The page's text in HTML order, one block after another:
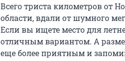
Всего триста километров от
области, вдали от шумного
Если вы ищете место для
отличным вариантом. А
еще более приятным и